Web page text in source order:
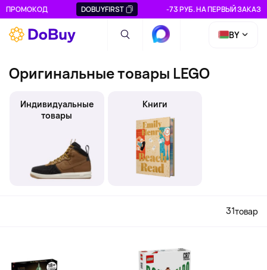
ПРОМОКОД DOBUYFIRST -73 РУБ. НА ПЕРВЫЙ ЗАКАЗ
BY
Оригинальные товары LEGO
Индивидуальные
товары
Книги
31товар